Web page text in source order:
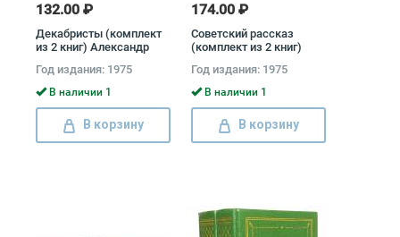
132.00 ₽
Декабристы (комплект
из 2 книг) Александр
Вильгельм
Кюхельбекер, Павел
Катенин, Владимир
Раевский, Александр
Одоевский, Федор
Глинка
Год издания: 1975
В наличии 1
В корзину
174.00 ₽
Советский рассказ
(комплект из 2 книг)
Эренбург
Год издания: 1975
В наличии 1
В корзину